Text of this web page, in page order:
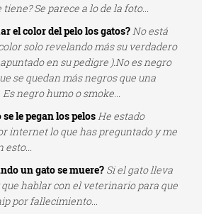
Se parece a lo de la foto...
el color del pelo los gatos?No está
solo revelando más su verdadero
en su pedigre ).No es negro
se quedan más negros que una
negro humo o smoke...
le pegan los pelosHe estado
internet lo que has preguntado y me
esto...
un gato se muere? Si el gato lleva
hablar con el veterinario para que
por fallecimiento...